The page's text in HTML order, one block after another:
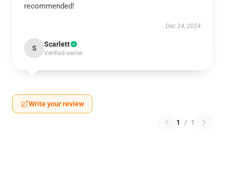
recommended!
Dec 24, 2024
S Scarlett
Verified owner
Write your review
1 / 1